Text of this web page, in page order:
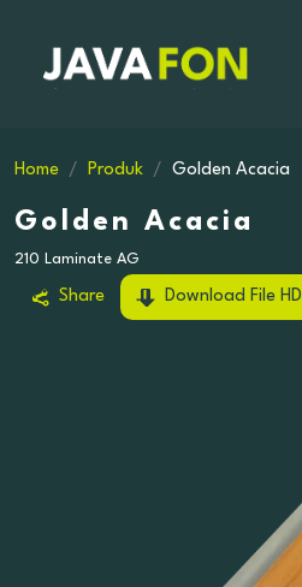
Home Produk Golden Acacia
Golden Acacia
210 Laminate AG
Share Download File HD